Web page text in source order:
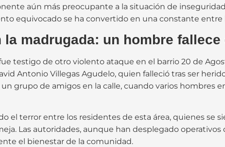
aún más preocupante a la situación de
equivocado se ha convertido en una constante entre
la madrugada: un hombre fallece
testigo de otro violento ataque en el barrio 20 de
Antonio Villegas Agudelo, quien falleció tras ser
grupo de amigos en la calle, cuando varios hombres
el terror entre los residentes de esta área, quienes se
Las autoridades, aunque han desplegado
el bienestar de la comunidad.